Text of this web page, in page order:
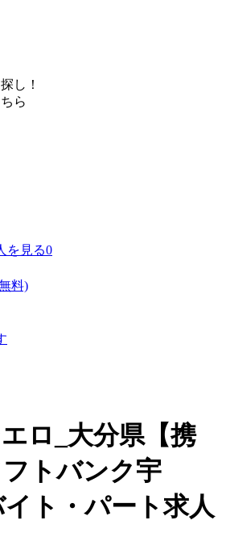
し！
ら
を見る0
料)
ロ_大分県【携
トバンク宇
ト・パート求人